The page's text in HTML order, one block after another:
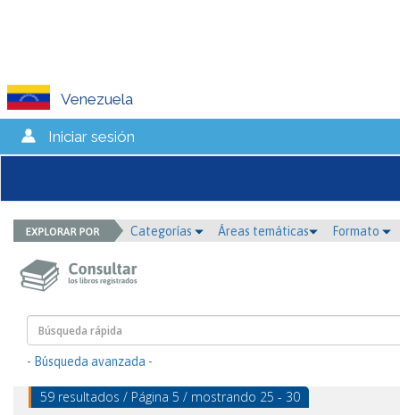
Venezuela
Iniciar sesión
Categorías Áreas temáticas Formato
- Búsqueda avanzada -
59 resultados / Página 5 / mostrando 25 - 30